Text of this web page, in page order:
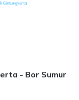
Gintungkerta
- Bor Sumur